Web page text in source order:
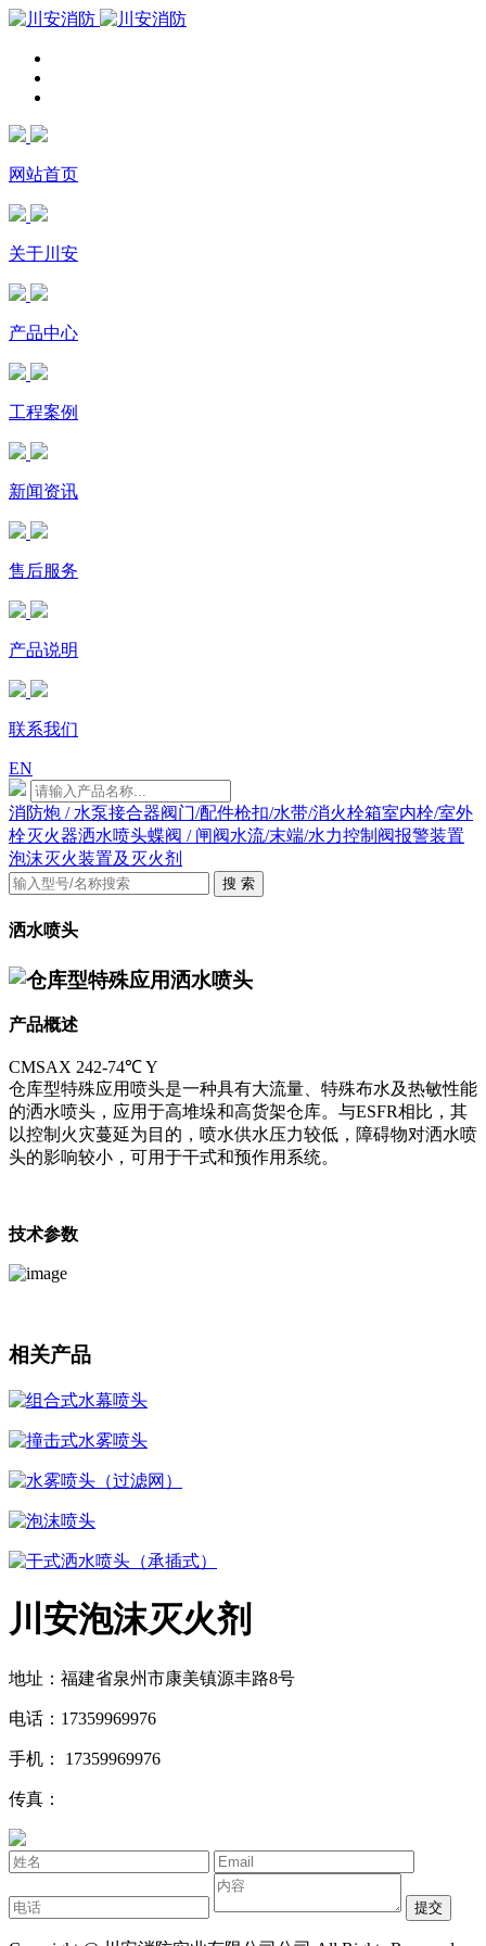
网站首页
关于川安
产品中心
工程案例
新闻资讯
售后服务
产品说明
联系我们
EN
消防炮 / 水泵接合器阀门/配件枪扣/水带/消火栓箱室内栓/室外
栓灭火器洒水喷头蝶阀 / 闸阀水流/末端/水力控制阀报警装置
泡沫灭火装置及灭火剂
搜 索
洒水喷头
仓库型特殊应用洒水喷头
产品概述
CMSAX 242-74℃ Y
仓库型特殊应用喷头是一种具有大流量、特殊布水及热敏性能
的洒水喷头，应用于高堆垛和高货架仓库。与ESFR相比，其
以控制火灾蔓延为目的，喷水供水压力较低，障碍物对洒水喷
头的影响较小，可用于干式和预作用系统。
技术参数
相关产品
组合式水幕喷头
撞击式水雾喷头
水雾喷头（过滤网）
泡沫喷头
干式洒水喷头（承插式）
川安泡沫灭火剂
地址：福建省泉州市康美镇源丰路8号
电话：17359969976
手机： 17359969976
传真：
提交